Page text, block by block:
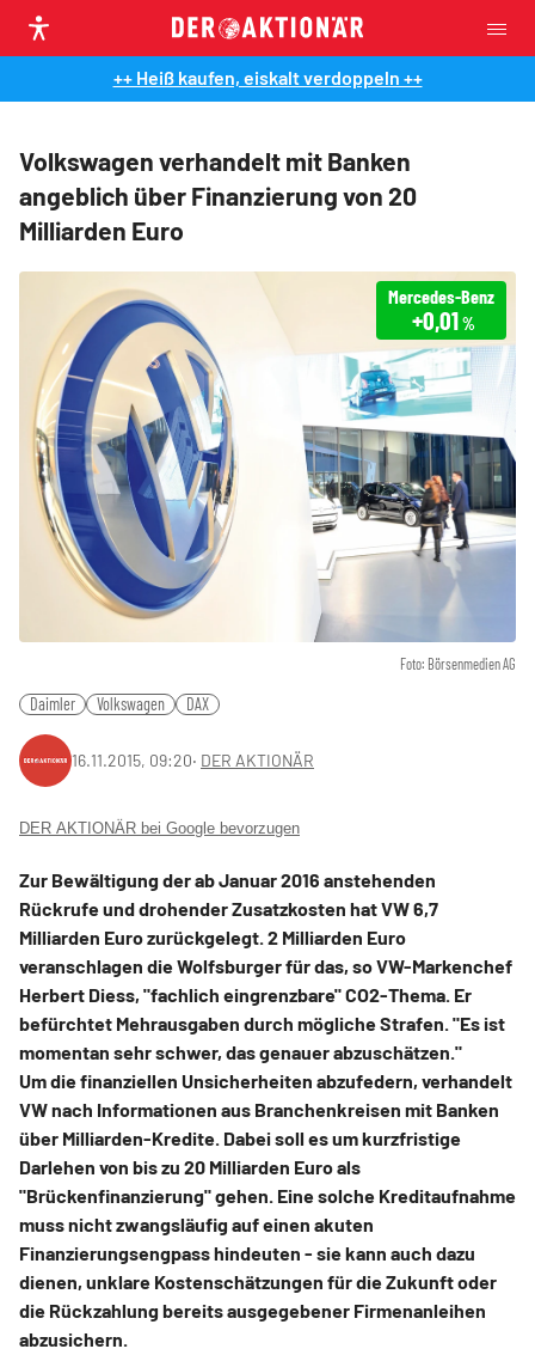
++ Heiß kaufen, eiskalt verdoppeln ++
Volkswagen verhandelt mit Banken
angeblich über Finanzierung von 20
Milliarden Euro
Foto: Börsenmedien AG
Mercedes-Benz
+0,01%
Daimler Volkswagen DAX
16.11.2015, 09:20‧ DER AKTIONÄR
DER AKTIONÄR bei Google bevorzugen
Zur Bewältigung der ab Januar 2016 anstehenden
Rückrufe und drohender Zusatzkosten hatVW6,7
Milliarden Euro zurückgelegt. 2 Milliarden Euro
veranschlagen die Wolfsburger für das, so VW-Markenchef
Herbert Diess, "fachlich eingrenzbare" CO2-Thema. Er
befürchtet Mehrausgaben durch mögliche Strafen. "Es ist
momentan sehr schwer, das genauer abzuschätzen."
Um die finanziellen Unsicherheiten abzufedern, verhandelt
VWnach Informationen aus Branchenkreisen mit Banken
über Milliarden-Kredite. Dabei soll es um kurzfristige
Darlehen von bis zu 20 Milliarden Euro als
"Brückenfinanzierung" gehen. Eine solche Kreditaufnahme
muss nicht zwangsläufig auf einen akuten
Finanzierungsengpass hindeuten - sie kann auch dazu
dienen, unklare Kostenschätzungen für die Zukunft oder
die Rückzahlung bereits ausgegebener Firmenanleihen
abzusichern.